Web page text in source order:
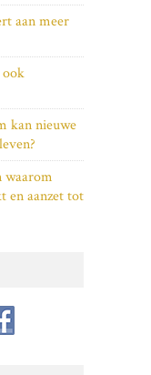
aan meer
ook
kan nieuwe
waarom
en aanzet tot